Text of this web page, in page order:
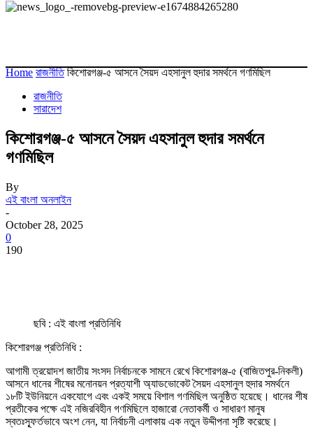
Home রাজনীতি কিশোরগঞ্জ-৫ আসনে সৈয়দ এহসানুল হুদার সমর্থনে গণমিছিল
রাজনীতি
সারাদেশ
কিশোরগঞ্জ-৫ আসনে সৈয়দ এহসানুল হুদার সমর্থনে
গণমিছিল
By
এই বাংলা অনলাইন
-
October 28, 2025
0
190
ছবি : এই বাংলা প্রতিনিধি
কিশোরগঞ্জ প্রতিনিধি :
আগামী ত্রয়োদশ জাতীয় সংসদ নির্বাচনকে সামনে রেখে কিশোরগঞ্জ-৫ (বাজিতপুর-নিকলী)
আসনে ধানের শীষের মনোনয়ন প্রত্যাশী অ্যাডভোকেট সৈয়দ এহসানুল হুদার সমর্থনে
১৮টি ইউনিয়নে একযোগে এবং একই সময়ে বিশাল গণমিছিল অনুষ্ঠিত হয়েছে। ধানের শীষ
প্রতীকের পক্ষে এই নজিরবিহীন গণমিছিলে হাজারো নেতাকর্মী ও সাধারণ মানুষ
স্বতঃস্ফূর্তভাবে অংশ নেন, যা নির্বাচনী এলাকায় এক নতুন উদ্দীপনা সৃষ্টি করেছে।